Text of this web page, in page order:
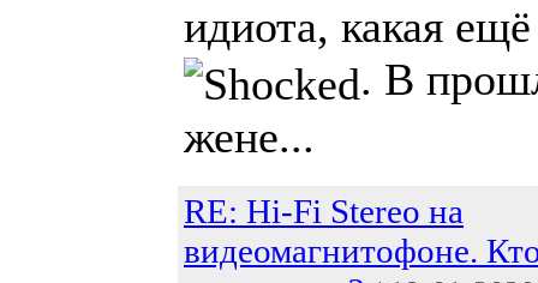
идиота, какая
. В
жене...
RE: Hi-Fi Stereo на
видеомагнитофоне.